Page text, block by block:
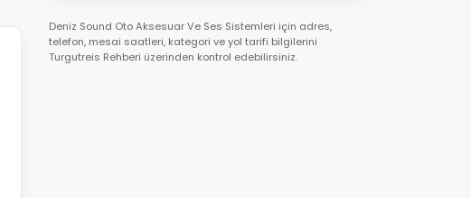
Deniz Sound Oto Aksesuar Ve Ses Sistemleri için adres,
telefon, mesai saatleri, kategori ve yol tarifi bilgilerini
Turgutreis Rehberi üzerinden kontrol edebilirsiniz.